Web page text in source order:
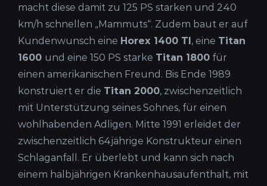
macht diese damit zu 125 PS starken und 240
km/h schnellen „Mammuts“. Zudem baut er auf
Kundenwunsch eine Horex 1400 TI, eine Titan
1600 und eine 150 PS starke Titan 1800 für
einen amerikanischen Freund. Bis Ende 1989
konstruiert er die Titan 2000, zwischenzeitlich
mit Unterstützung seines Sohnes, für einen
wohlhabenden Adligen. Mitte 1991 erleidet der
zwischenzeitlich 64jährige Konstrukteur einen
Schlaganfall. Er überlebt und kann sich nach
einem halbjährigen Krankenhausaufenthalt, mit